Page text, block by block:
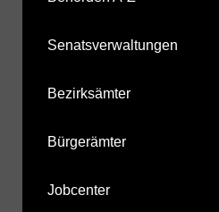
Senatsverwaltungen
Bezirksämter
Bürgerämter
Jobcenter